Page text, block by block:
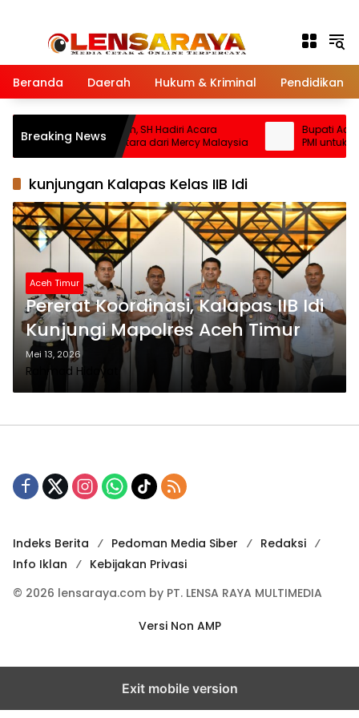
Beranda Daerah Hukum & Kriminal Pendidikan
Breaking News
Ketua DPRK Fadlon, SH Hadiri Acara
Penyerahan Huntara dari Mercy Malaysia
Bupati Aceh
PMI untuk
Layanan Air
kunjungan Kalapas Kelas IIB Idi
Aceh Timur
Pererat Koordinasi, Kalapas IIB Idi
Kunjungi Mapolres Aceh Timur
Mei 13, 2026
Rahmad Hidayat
Indeks Berita Pedoman Media Siber
Redaksi
Info Iklan
Kebijakan Privasi
© 2026 lensaraya.com by PT. LENSA RAYA MULTIMEDIA
Versi Non AMP
Exit mobile version